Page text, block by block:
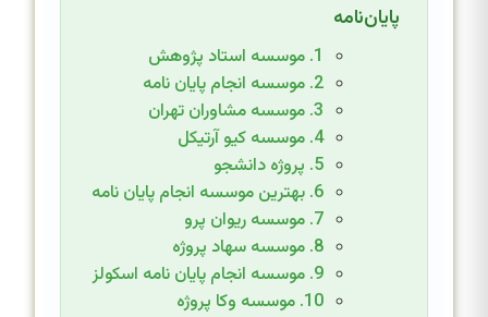
پایان‌نامه
1. موسسه استاد پژوهش
2. موسسه انجام پایان نامه
3. موسسه مشاوران تهران
4. موسسه کیو آرتیکل
5. پروژه دانشجو
6. بهترین موسسه انجام پایان نامه
7. موسسه ریوان پرو
8. موسسه سهاد پروژه
9. موسسه انجام پایان نامه اسکولز
10. موسسه وکا پروژه